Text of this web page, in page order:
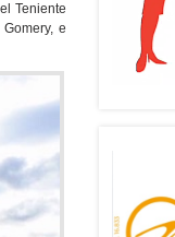
Teniente
e